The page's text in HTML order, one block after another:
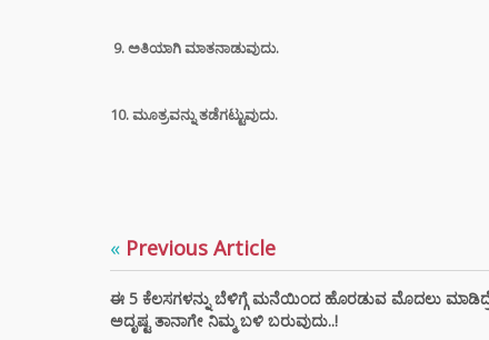
9. ಅತಿಯಾಗಿ ಮಾತನಾಡುವುದು.
10. ಮೂತ್ರವನ್ನು ತಡೆಗಟ್ಟುವುದು.
« Previous Article
ಈ 5 ಕೆಲಸಗಳನ್ನು ಬೆಳಿಗ್ಗೆ ಮನೆಯಿಂದ ಹೊರಡುವ ಮೊದಲು
ಅದೃಷ್ಟ ತಾನಾಗೇ ನಿಮ್ಮ ಬಳಿ ಬರುವುದು..!